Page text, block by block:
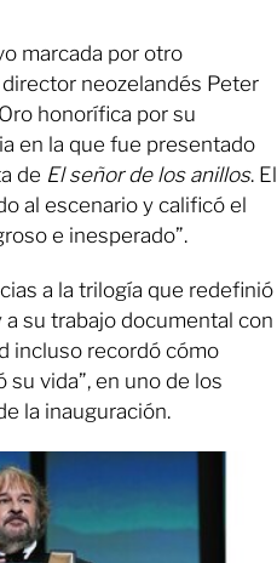
marcada por otro
neozelandés Peter
honorífica por su
en la que fue presentado
de El señor de los anillos. El
al escenario y calificó el
e inesperado”.
a la trilogía que redefinió
su trabajo documental con
incluso recordó cómo
su vida”, en uno de los
la inauguración.